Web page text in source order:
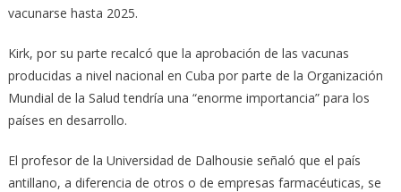
vacunarse hasta 2025.
Kirk, por su parte recalcó que la aprobación de las vacunas
producidas a nivel nacional en Cuba por parte de la Organización
Mundial de la Salud tendría una “enorme importancia” para los
países en desarrollo.
El profesor de la Universidad de Dalhousie señaló que el país
antillano, a diferencia de otros o de empresas farmacéuticas, se